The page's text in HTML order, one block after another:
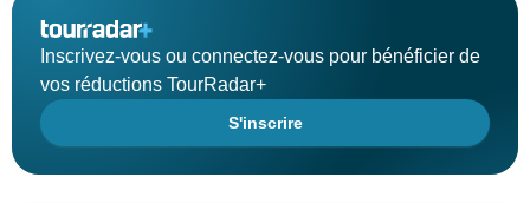
Inscrivez-vous ou connectez-vous pour bénéficier de
vos réductions TourRadar+
S'inscrire